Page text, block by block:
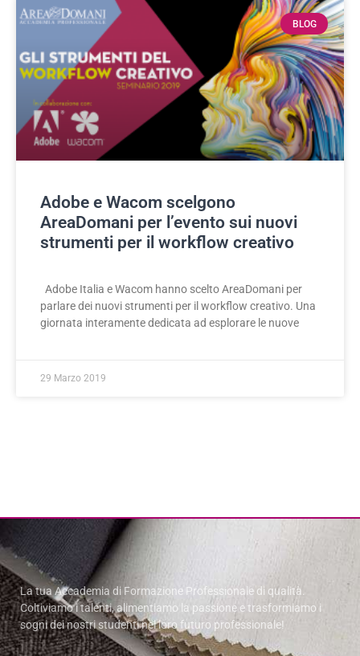
BLOG
Adobe e Wacom scelgono
AreaDomani per l’evento sui nuovi
strumenti per il workflow creativo
Adobe Italia e Wacom hanno scelto AreaDomani per
parlare dei nuovi strumenti per il workflow creativo. Una
giornata interamente dedicata ad esplorare le nuove
29 Marzo 2019
La tua Accademia di Formazione Professionale di qualità.
Coltiviamo i talenti, alimentiamo la passione e trasformiamo i
sogni dei nostri studenti nel loro futuro professionale!